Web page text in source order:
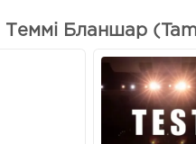
Теммі Бланшар